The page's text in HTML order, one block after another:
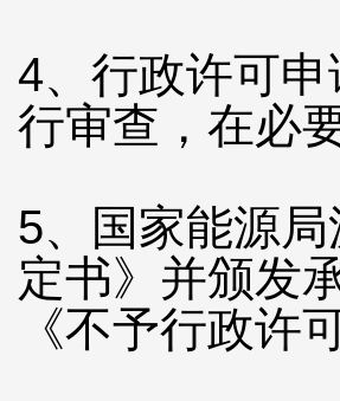
4、行政许可
行审查，在必
5、国家能源
定书》并颁发
《不予行政许